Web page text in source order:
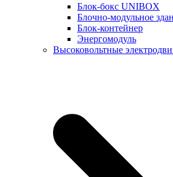
Блок-бокс UNIBOX
Блочно-модульное
Блок-контейнер
Энергомодуль
Высоковольтные